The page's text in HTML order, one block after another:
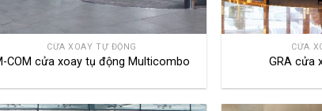
CỬA XOAY TỰ ĐỘNG
COM cửa xoay tụ động Multicombo
CỬA
GRA cửa